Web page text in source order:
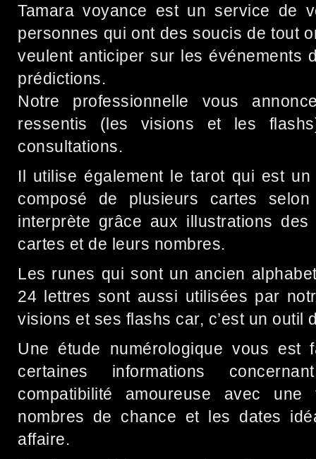
Tamara voyance est un service de
personnes qui ont des soucis de tout
veulent anticiper sur les événements
prédictions.
Notre professionnelle vous
ressentis (les visions et les
consultations.
Il utilise également le tarot qui est
composé de plusieurs cartes
interprète grâce aux illustrations
cartes et de leurs nombres.
Les runes qui sont un ancien
24 lettres sont aussi utilisées par
visions et ses flashs car, c’est un outil
Une étude numérologique vous est
certaines informations
compatibilité amoureuse avec
nombres de chance et les dates
affaire.